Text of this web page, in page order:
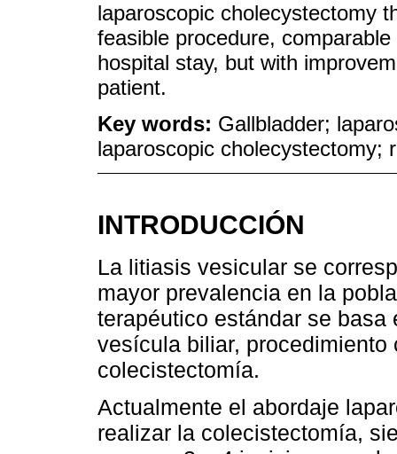
laparoscopic cholecystectomy
feasible procedure,
hospital stay, but with
patient.
Key words: Gallbladder;
laparoscopic cholecystectomy;
INTRODUCCIÓN
La litiasis vesicular se
mayor prevalencia en la
terapéutico estándar se
vesícula biliar,
colecistectomía.
Actualmente el abordaje
realizar la colecistectomía,